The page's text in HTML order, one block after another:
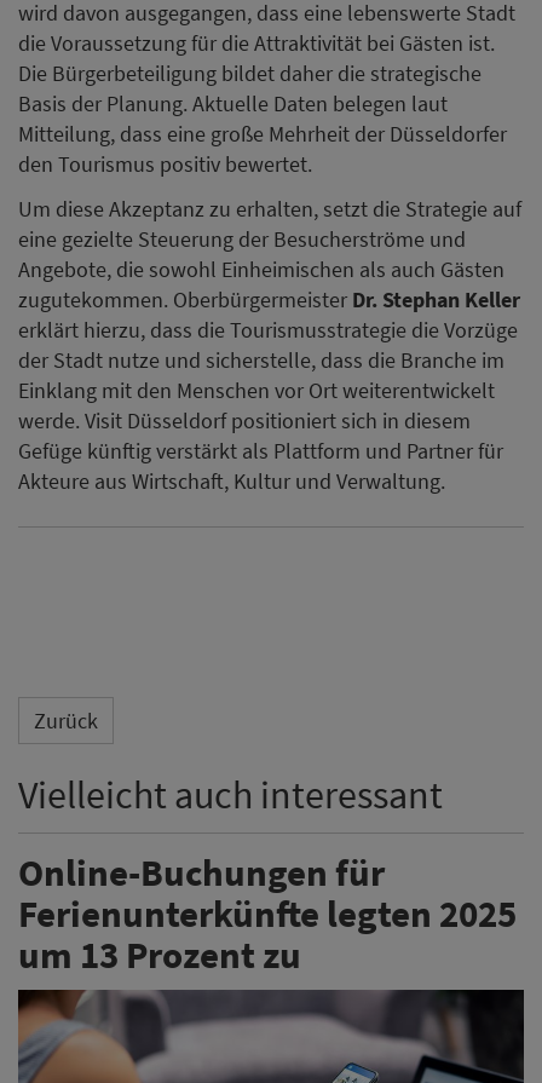
wird davon ausgegangen, dass eine lebenswerte Stadt
die Voraussetzung für die Attraktivität bei Gästen ist.
Die Bürgerbeteiligung bildet daher die strategische
Basis der Planung. Aktuelle Daten belegen laut
Mitteilung, dass eine große Mehrheit der Düsseldorfer
den Tourismus positiv bewertet.
Um diese Akzeptanz zu erhalten, setzt die Strategie auf
eine gezielte Steuerung der Besucherströme und
Angebote, die sowohl Einheimischen als auch Gästen
zugutekommen. Oberbürgermeister Dr. Stephan Keller
erklärt hierzu, dass die Tourismusstrategie die Vorzüge
der Stadt nutze und sicherstelle, dass die Branche im
Einklang mit den Menschen vor Ort weiterentwickelt
werde. Visit Düsseldorf positioniert sich in diesem
Gefüge künftig verstärkt als Plattform und Partner für
Akteure aus Wirtschaft, Kultur und Verwaltung.
Zurück
Vielleicht auch interessant
Online-Buchungen für
Ferienunterkünfte legten 2025
um 13 Prozent zu